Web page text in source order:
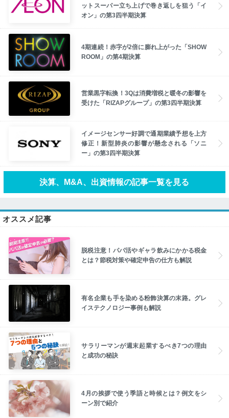
ットスーパー立ち上げで巻き返しを狙う「イ
オン」の第3四半期決算
4期連続！赤字が2倍に膨れ上がった「SHOW
ROOM」の第4期決算
営業黒字転換！3Qは消費増税と暖冬の影響を
受けた「RIZAPグループ」の第3四半期決算
イメージセンサー好調で通期業績予想を上方
修正！新型肺炎の影響が懸念される「ソニ
ー」の第3四半期決算
決算、M&A、出資情報の記事一覧を見る
オススメ記事
脱税注意！パパ活やギャラ飲みにかかる税金
とは？節税対策や確定申告の仕方も解説
有名企業も手を染める粉飾決算の末路。グレ
イステクノロジー事例も解説
サラリーマンが週末起業するべき7つの理由
と成功の秘訣
4月の挨拶で使う季語と時候とは？例文をシ
ーン別で紹介